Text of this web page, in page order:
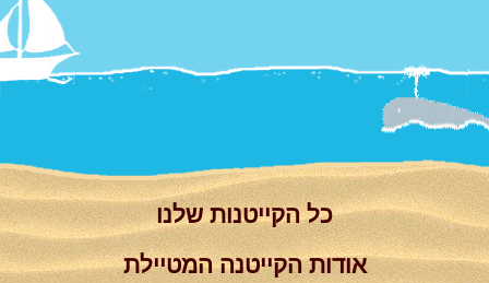
כל הקייטנות שלנו
אודות הקייטנה המטיילת